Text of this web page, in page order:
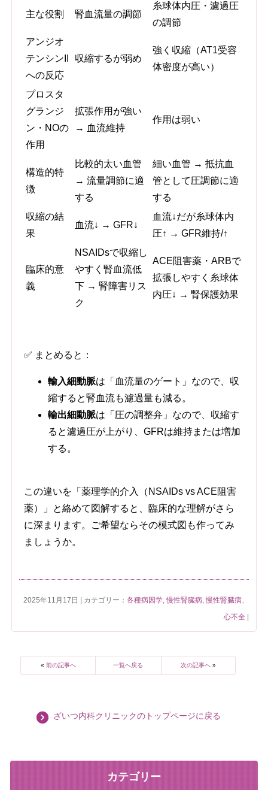
主な役割 腎血流量の調節
糸球体内圧・濾過圧
の調節
アンジオ
テンシンII
への反応
収縮するが弱め
強く収縮（AT1受容
体密度が高い）
プロスタ
グランジ
ン・NOの
作用
拡張作用が強い
→ 血流維持
作用は弱い
構造的特
徴
比較的太い血管
→ 流量調節に適
する
細い血管 → 抵抗血
管として圧調節に適
する
収縮の結
果
血流↓ → GFR↓
血流↓だが糸球体内
圧↑ → GFR維持/↑
臨床的意
義
NSAIDsで収縮し
やすく腎血流低
下 → 腎障害リス
ク
ACE阻害薬・ARBで
拡張しやすく糸球体
内圧↓ → 腎保護効果
✅ まとめると：
輸入細動脈は「血流量のゲート」なので、収
縮すると腎血流も濾過量も減る。
輸出細動脈は「圧の調整弁」なので、収縮す
ると濾過圧が上がり、GFRは維持または増加
する。
この違いを「薬理学的介入（NSAIDs vs ACE阻害
薬）」と絡めて図解すると、臨床的な理解がさら
に深まります。ご希望ならその模式図も作ってみ
ましょうか。
2025年11月17日 | カテゴリー： 各種病因学,慢性腎臓病,慢性腎臓病、
心不全
« 前の記事へ 一覧へ戻る 次の記事へ»
ざいつ内科クリニックのトップページに戻る
カテゴリー